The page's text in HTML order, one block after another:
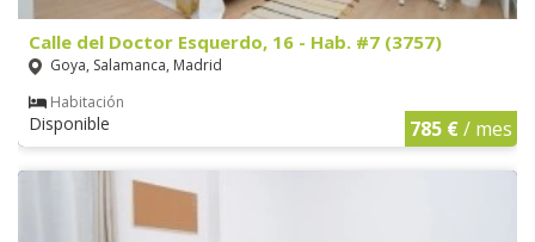
Calle del Doctor Esquerdo, 16 - Hab. #7 (3757)
Goya, Salamanca, Madrid
Habitación
Disponible 785 €/ mes